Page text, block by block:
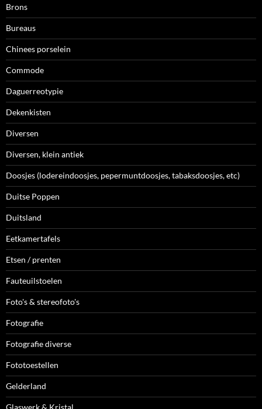
Brons
Bureaus
Chinees porselein
Commode
Daguerreotypie
Dekenkisten
Diversen
Diversen, klein antiek
Doosjes (lodereindoosjes, pepermuntdoosjes, tabaksdoosjes, etc)
Duitse Poppen
Duitsland
Eetkamertafels
Etsen / prenten
Fauteuilstoelen
Foto's & stereofoto's
Fotografie
Fotografie diverse
Fototoestellen
Gelderland